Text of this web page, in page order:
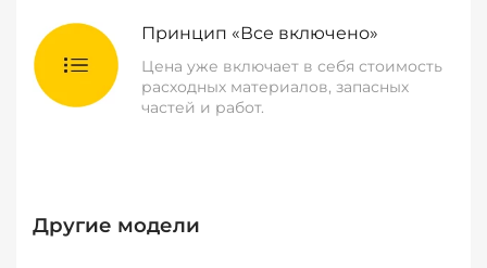
Принцип «Все включено»
Цена уже включает в себя стоимость
расходных материалов, запасных
частей и работ.
Другие модели